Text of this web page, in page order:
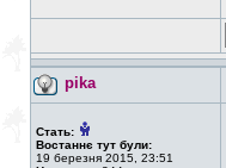
pika
Стать:
Востаннє тут були:
19 березня 2015, 23:51